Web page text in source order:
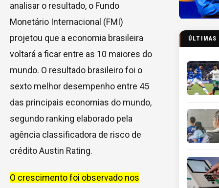
analisar o resultado, o Fundo
Monetário Internacional (FMI)
projetou que a economia brasileira
voltará a ficar entre as 10 maiores do
mundo. O resultado brasileiro foi o
sexto melhor desempenho entre 45
das principais economias do mundo,
segundo ranking elaborado pela
agência classificadora de risco de
crédito Austin Rating.
O crescimento foi observado nos